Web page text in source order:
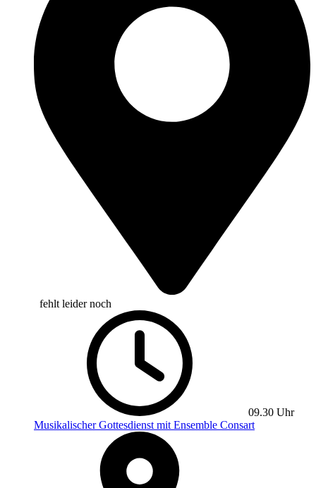
fehlt leider noch
09.30 Uhr
Musikalischer Gottesdienst mit Ensemble Consart